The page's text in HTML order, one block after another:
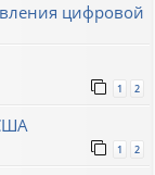
цифровой
1 2
1 2